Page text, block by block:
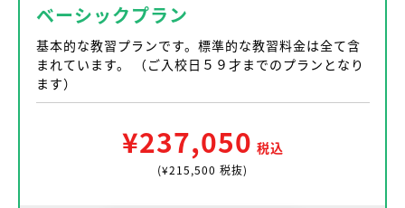
ベーシックプラン
基本的な教習プランです。標準的な教習料金は全て含
まれています。 （ご入校日５９才までのプランとなり
ます）
¥237,050 税込
(¥215,500 税抜)